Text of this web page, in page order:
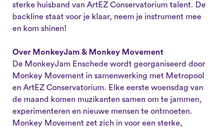
sterke huisband van ArtEZ Conservatorium talent. De
backline staat voor je klaar, neem je instrument mee
en kom shinen!
Over MonkeyJam & Monkey Movement
De MonkeyJam Enschede wordt georganiseerd door
Monkey Movement in samenwerking met Metropool
en ArtEZ Conservatorium. Elke eerste woensdag van
de maand komen muzikanten samen om te jammen,
experimenteren en nieuwe mensen te ontmoeten.
Monkey Movement zet zich in voor een sterke,